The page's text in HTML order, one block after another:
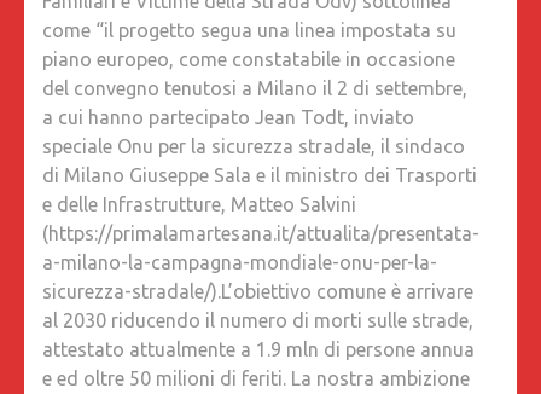
come “il progetto segua una linea impostata su
piano europeo, come constatabile in occasione
del convegno tenutosi a Milano il 2 di settembre,
a cui hanno partecipato Jean Todt, inviato
speciale Onu per la sicurezza stradale, il sindaco
di Milano Giuseppe Sala e il ministro dei Trasporti
e delle Infrastrutture, Matteo Salvini
(https://primalamartesana.it/attualita/presentata-
a-milano-la-campagna-mondiale-onu-per-la-
sicurezza-stradale/).L’obiettivo comune è arrivare
al 2030 riducendo il numero di morti sulle strade,
attestato attualmente a 1.9 mln di persone annua
e ed oltre 50 milioni di feriti. La nostra ambizione